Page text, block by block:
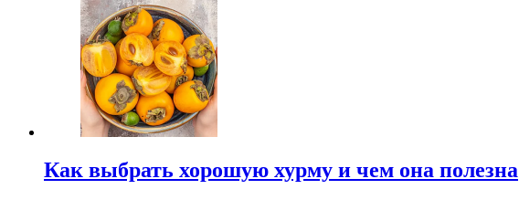
Как выбрать хорошую хурму и чем она полезна